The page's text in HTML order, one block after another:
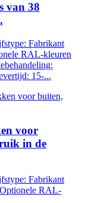
van 38
Fabrikant
RAL-kleuren
15-...
voor
in de
Fabrikant
RAL-